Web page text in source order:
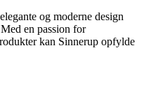
og moderne design
en passion for
kan Sinnerup opfylde